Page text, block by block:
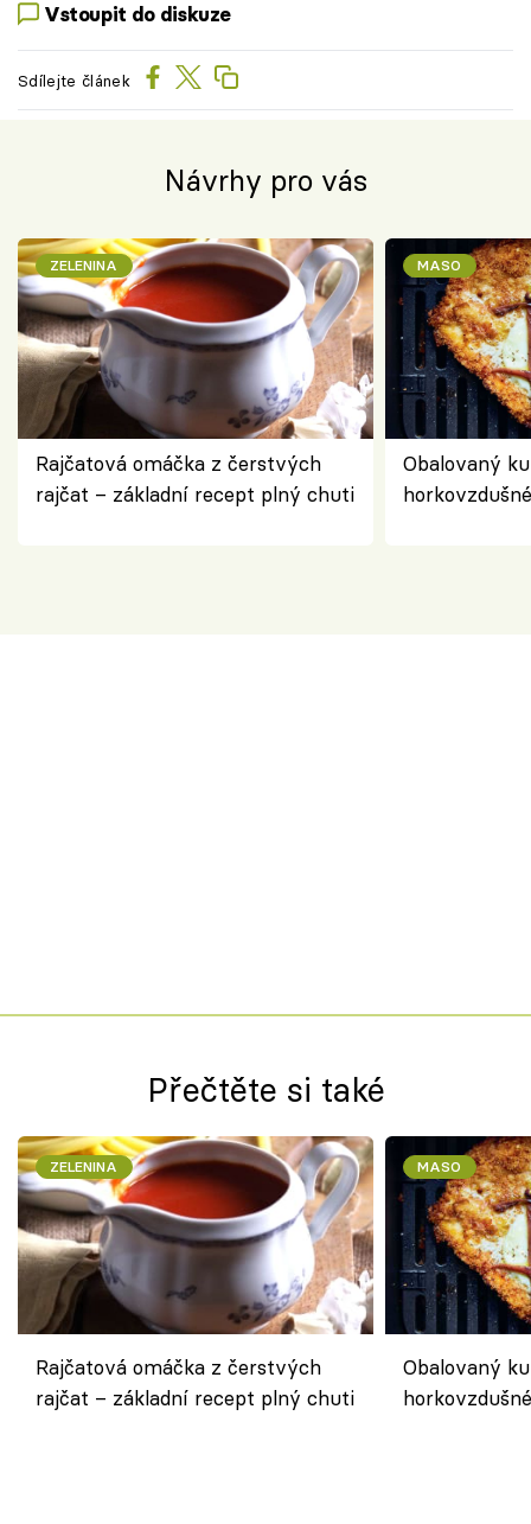
Vstoupit do diskuze
Sdílejte článek
Návrhy pro vás
ZELENINA
Rajčatová omáčka z čerstvých
rajčat – základní recept plný chuti
MASO
Obalovaný
Přečtěte si také
ZELENINA
Rajčatová omáčka z čerstvých
rajčat – základní recept plný chuti
MASO
Obalovaný